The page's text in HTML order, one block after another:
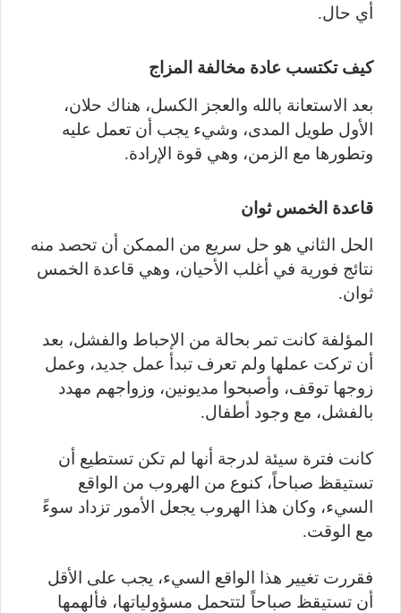
أي حال.
كيف تكتسب عادة مخالفة المزاج
بعد الاستعانة بالله والعجز الكسل، هناك حلان،
الأول طويل المدى، وشيء يجب أن تعمل عليه
وتطورها مع الزمن، وهي قوة الإرادة.
قاعدة الخمس ثوان
الحل الثاني هو حل سريع من الممكن أن تحصد منه
نتائج فورية في أغلب الأحيان، وهي قاعدة الخمس
ثوان.
المؤلفة كانت تمر بحالة من الإحباط والفشل، بعد
أن تركت عملها ولم تعرف تبدأ عمل جديد، وعمل
زوجها توقف، وأصبحوا مديونين، وزواجهم مهدد
بالفشل، مع وجود أطفال.
كانت فترة سيئة لدرجة أنها لم تكن تستطيع أن
تستيقظ صباحاً، كنوع من الهروب من الواقع
السيء، وكان هذا الهروب يجعل الأمور تزداد سوءً
مع الوقت.
فقررت تغيير هذا الواقع السيء، يجب على الأقل
أن تستيقظ صباحاً لتتحمل مسؤولياتها، فألهمها